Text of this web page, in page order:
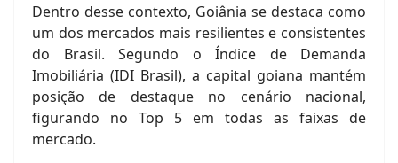
Dentro desse contexto, Goiânia se destaca como
um dos mercados mais resilientes e consistentes
do Brasil. Segundo o Índice de Demanda
Imobiliária (IDI Brasil), a capital goiana mantém
posição de destaque no cenário nacional,
figurando no Top 5 em todas as faixas de
mercado.